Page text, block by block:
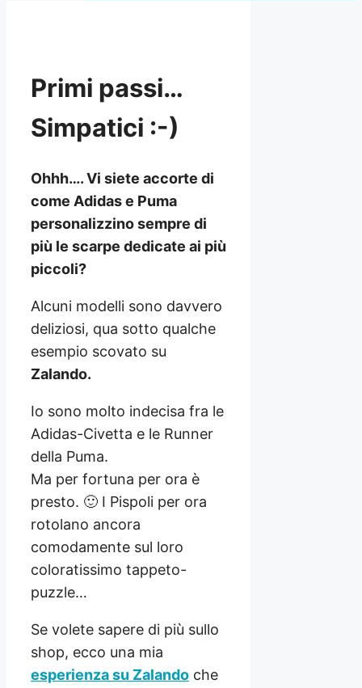
Primi passi…
Simpatici :-)
Ohhh…. Vi siete accorte di
come Adidas e Puma
personalizzino sempre di
più le scarpe dedicate ai più
piccoli?
Alcuni modelli sono davvero
deliziosi, qua sotto qualche
esempio scovato su
Zalando.
Io sono molto indecisa fra le
Adidas-Civetta e le Runner
della Puma.
Ma per fortuna per ora è
presto. 🙂 I Pispoli per ora
rotolano ancora
comodamente sul loro
coloratissimo tappeto-
puzzle…
Se volete sapere di più sullo
shop, ecco una mia
esperienza su Zalando che